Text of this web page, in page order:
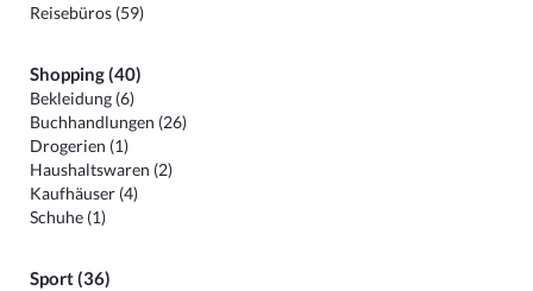
Reisebüros (59)
Shopping (40)
Bekleidung (6)
Buchhandlungen (26)
Drogerien (1)
Haushaltswaren (2)
Kaufhäuser (4)
Schuhe (1)
Sport (36)